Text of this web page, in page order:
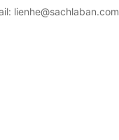
lienhe@sachlaban.com